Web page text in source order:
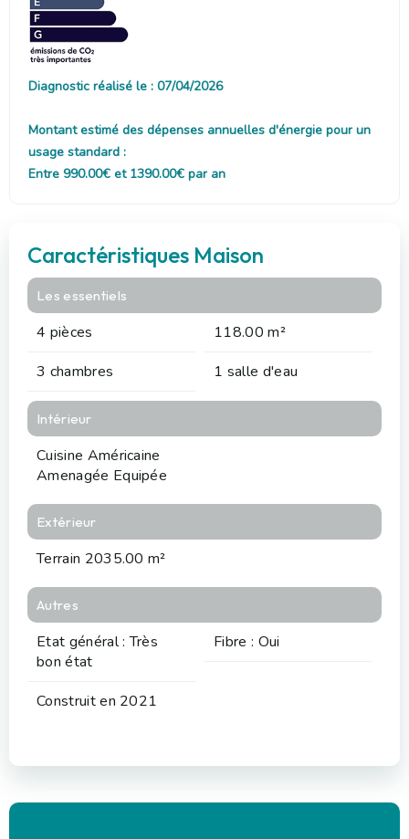
Diagnostic réalisé le : 07/04/2026
Montant estimé des dépenses annuelles d'énergie pour un
usage standard :
Entre 990.00€ et 1390.00€ par an
Caractéristiques Maison
Les essentiels
4 pièces
118.00 m²
3 chambres
1 salle d'eau
Intérieur
Cuisine Américaine
Amenagée Equipée
Extérieur
Terrain 2035.00 m²
Autres
Etat général : Très
bon état
Fibre : Oui
Construit en 2021